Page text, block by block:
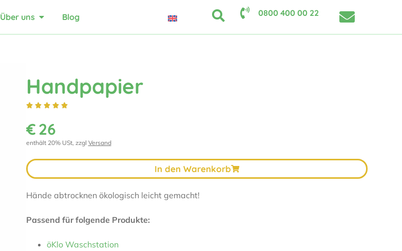
Über uns Blog 0800 400 00 22
Handpapier
    
€26
enthält 20% USt, zzgl Versand
In den Warenkorb
Hände abtrocknen ökologisch leicht gemacht!
Passend für folgende Produkte:
öKlo Waschstation